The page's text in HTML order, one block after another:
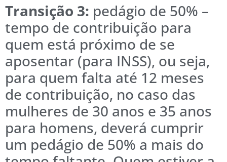
Transição 3: pedágio de 50% –
tempo de contribuição para
quem está próximo de se
aposentar (para INSS), ou seja,
para quem falta até 12 meses
de contribuição, no caso das
mulheres de 30 anos e 35 anos
para homens, deverá cumprir
um pedágio de 50% a mais do